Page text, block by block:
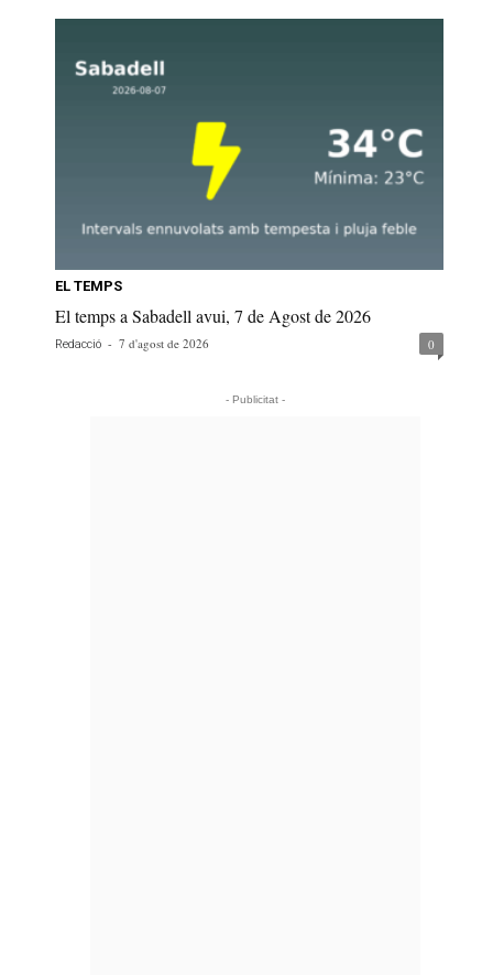
EL TEMPS
El temps a Sabadell avui, 7 de Agost de 2026
Redacció - 7 d'agost de 2026 0
- Publicitat -